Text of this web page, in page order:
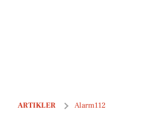
ARTIKLER Alarm112
Hovedstadens Beredskab: Der er